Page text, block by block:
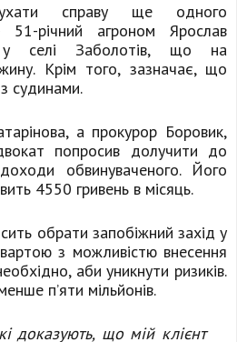
справу ще одного
51-річний агроном Ярослав
селі Заболотів, що на
Крім того, зазначає, що
судинами.
а прокурор Боровик,
попросив долучити до
обвинуваченого. Його
4550 гривень в місяць.
обрати запобіжний захід у
з можливістю внесення
аби уникнути ризиків.
п’яти мільйонів.
доказують, що мій клієнт